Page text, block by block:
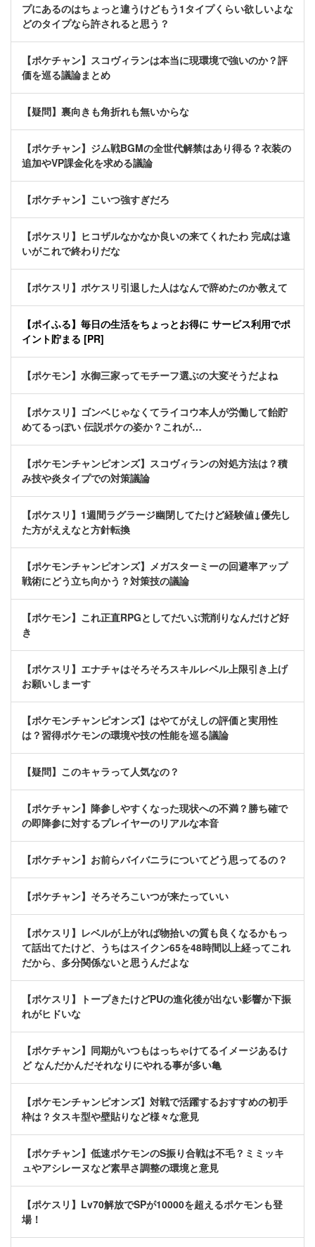
プにあるのはちょっと違うけどもう1タイプくらい欲しいよな
どのタイプなら許されると思う？
【ポケチャン】スコヴィランは本当に現環境で強いのか？評
価を巡る議論まとめ
【疑問】裏向きも角折れも無いからな
【ポケチャン】ジム戦BGMの全世代解禁はあり得る？衣装の
追加やVP課金化を求める議論
【ポケチャン】こいつ強すぎだろ
【ポケスリ】ヒコザルなかなか良いの来てくれたわ 完成は遠
いがこれで終わりだな
【ポケスリ】ポケスリ引退した人はなんで辞めたのか教えて
【ポイふる】毎日の生活をちょっとお得に サービス利用でポ
イント貯まる [PR]
【ポケモン】水御三家ってモチーフ選ぶの大変そうだよね
【ポケスリ】ゴンベじゃなくてライコウ本人が労働して飴貯
めてるっぽい 伝説ポケの姿か？これが…
【ポケモンチャンピオンズ】スコヴィランの対処方法は？積
み技や炎タイプでの対策議論
【ポケスリ】1週間ラグラージ幽閉してたけど経験値↓優先し
た方がええなと方針転換
【ポケモンチャンピオンズ】メガスターミーの回避率アップ
戦術にどう立ち向かう？対策技の議論
【ポケモン】これ正直RPGとしてだいぶ荒削りなんだけど好
き
【ポケスリ】エナチャはそろそろスキルレベル上限引き上げ
お願いしまーす
【ポケモンチャンピオンズ】はやてがえしの評価と実用性
は？習得ポケモンの環境や技の性能を巡る議論
【疑問】このキャラって人気なの？
【ポケチャン】降参しやすくなった現状への不満？勝ち確で
の即降参に対するプレイヤーのリアルな本音
【ポケチャン】お前らバイバニラについてどう思ってるの？
【ポケチャン】そろそろこいつが来たっていい
【ポケスリ】レベルが上がれば物拾いの質も良くなるかもっ
て話出てたけど、うちはスイクン65を48時間以上経ってこれ
だから、多分関係ないと思うんだよな
【ポケスリ】トープきたけどPUの進化後が出ない影響か下振
れがヒドいな
【ポケチャン】同期がいつもはっちゃけてるイメージあるけ
ど なんだかんだそれなりにやれる事が多い亀
【ポケモンチャンピオンズ】対戦で活躍するおすすめの初手
枠は？タスキ型や壁貼りなど様々な意見
【ポケチャン】低速ポケモンのS振り合戦は不毛？ミミッキ
ュやアシレーヌなど素早さ調整の環境と意見
【ポケスリ】Lv70解放でSPが10000を超えるポケモンも登
場！